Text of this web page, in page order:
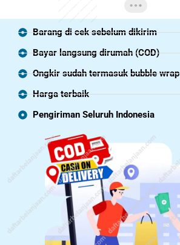
Barang di cek sebelum dikirim
Bayar langsung dirumah (COD)
Ongkir sudah termasuk bubble wrap
Harga terbaik
Pengiriman Seluruh Indonesia